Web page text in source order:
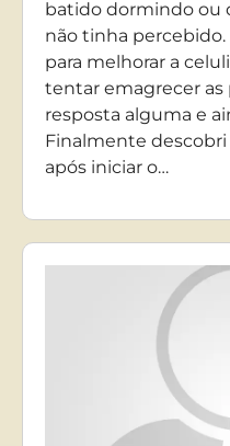
batido dormindo ou
não tinha
para melhorar a
tentar emagrecer
resposta alguma e
Finalmente
após iniciar o…